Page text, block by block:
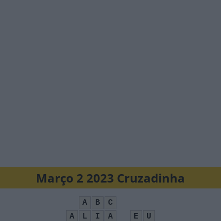
Março 2 2023 Cruzadinha
A B
C
A
L I A E U